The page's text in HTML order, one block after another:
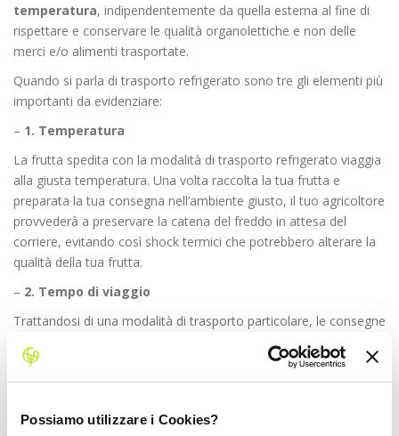
Possiamo utilizzare i Cookies?
temperatura, indipendentemente da quella esterna al fine di
rispettare e conservare le qualità organolettiche e non delle
merci e/o alimenti trasportate.
Quando si parla di trasporto refrigerato sono tre gli elementi più
importanti da evidenziare:
– 1. Temperatura
La frutta spedita con la modalità di trasporto refrigerato viaggia
alla giusta temperatura. Una volta raccolta la tua frutta e
preparata la tua consegna nell’ambiente giusto, il tuo agricoltore
provvederà a preservare la catena del freddo in attesa del
corriere, evitando così shock termici che potrebbero alterare la
qualità della tua frutta.
– 2. Tempo di viaggio
Trattandosi di una modalità di trasporto particolare, le consegne
leggermente più lunghi, fino alle 96 ore. Tempo che ovviamente
non ne pregiudica la qualità visto il mantenimento della catena